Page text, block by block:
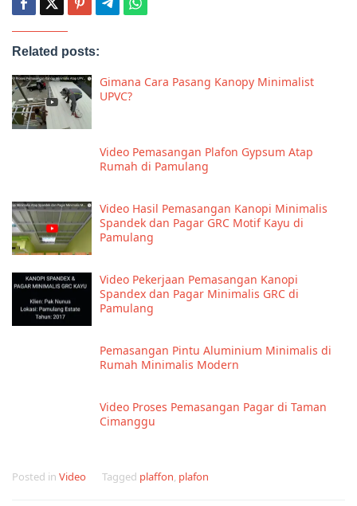
Related posts:
Gimana Cara Pasang Kanopy Minimalist
UPVC?
Video Pemasangan Plafon Gypsum Atap
Rumah di Pamulang
Video Hasil Pemasangan Kanopi Minimalis
Spandek dan Pagar GRC Motif Kayu di
Pamulang
Video Pekerjaan Pemasangan Kanopi
Spandex dan Pagar Minimalis GRC di
Pamulang
Pemasangan Pintu Aluminium Minimalis di
Rumah Minimalis Modern
Video Proses Pemasangan Pagar di Taman
Cimanggu
Posted in Video Tagged plaffon plafon